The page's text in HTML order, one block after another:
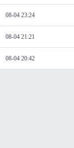
08-04 23:24
08-04 21:21
08-04 20:42